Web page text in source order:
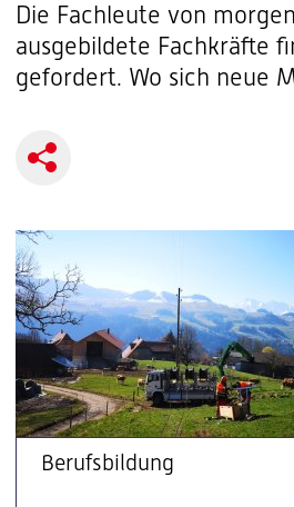
Die Fachleute von
ausgebildete Fachkräfte
gefordert. Wo sich neue
Berufsbildung